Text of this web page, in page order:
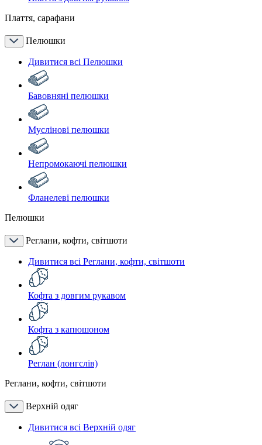
Плаття, сарафани
Пелюшки
Дивитися всі Пелюшки
Бавовняні пелюшки
Муслінові пелюшки
Непромокаючі пелюшки
Фланелеві пелюшки
Пелюшки
Реглани, кофти, світшоти
Дивитися всі Реглани, кофти, світшоти
Кофта з довгим рукавом
Кофта з капюшоном
Реглан (лонгслів)
Реглани, кофти, світшоти
Верхній одяг
Дивитися всі Верхній одяг